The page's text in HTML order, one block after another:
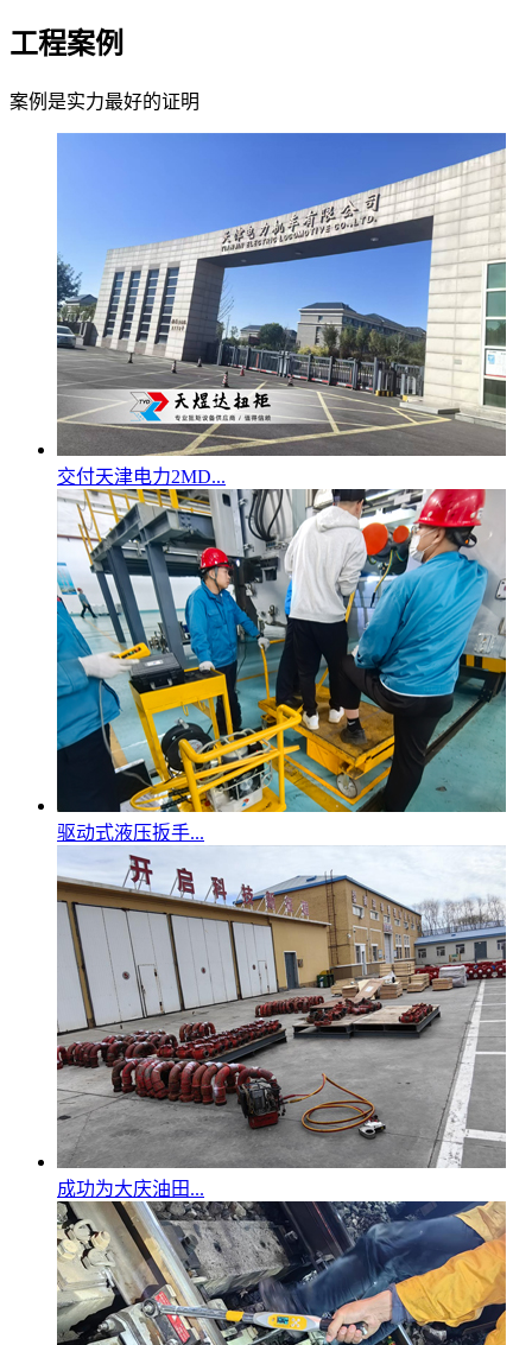
工程案例
案例是实力最好的证明
交付天津电力2MD...
驱动式液压扳手...
成功为大庆油田...